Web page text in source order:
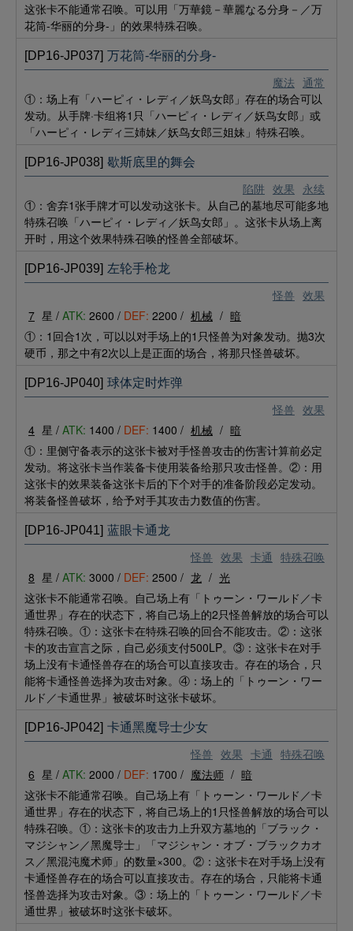
这张卡不能通常召唤。可以用「万華鏡－華麗なる分身－／万
花筒-华丽的分身-」的效果特殊召唤。
魔法 通常
[DP16-JP037] 万花筒-华丽的分身-
①：场上有「ハーピィ・レディ／妖鸟女郎」存在的场合可以
发动。从手牌·卡组将1只「ハーピィ・レディ／妖鸟女郎」或
「ハーピィ・レディ三姉妹／妖鸟女郎三姐妹」特殊召唤。
陷阱 效果 永续
[DP16-JP038] 歇斯底里的舞会
①：舍弃1张手牌才可以发动这张卡。从自己的墓地尽可能多地
特殊召唤「ハーピィ・レディ／妖鸟女郎」。这张卡从场上离
开时，用这个效果特殊召唤的怪兽全部破坏。
怪兽 效果
[DP16-JP039] 左轮手枪龙
7 星 / ATK: 2600 / DEF: 2200 / 机械 / 暗
①：1回合1次，可以以对手场上的1只怪兽为对象发动。抛3次
硬币，那之中有2次以上是正面的场合，将那只怪兽破坏。
怪兽 效果
[DP16-JP040] 球体定时炸弹
4 星 / ATK: 1400 / DEF: 1400 / 机械 / 暗
①：里侧守备表示的这张卡被对手怪兽攻击的伤害计算前必定
发动。将这张卡当作装备卡使用装备给那只攻击怪兽。②：用
这张卡的效果装备这张卡后的下个对手的准备阶段必定发动。
将装备怪兽破坏，给予对手其攻击力数值的伤害。
怪兽 效果 卡通 特殊召唤
[DP16-JP041] 蓝眼卡通龙
8 星 / ATK: 3000 / DEF: 2500 / 龙 / 光
这张卡不能通常召唤。自己场上有「トゥーン・ワールド／卡
通世界」存在的状态下，将自己场上的2只怪兽解放的场合可以
特殊召唤。①：这张卡在特殊召唤的回合不能攻击。②：这张
卡的攻击宣言之际，自己必须支付500LP。③：这张卡在对手
场上没有卡通怪兽存在的场合可以直接攻击。存在的场合，只
能将卡通怪兽选择为攻击对象。④：场上的「トゥーン・ワー
ルド／卡通世界」被破坏时这张卡破坏。
怪兽 效果 卡通 特殊召唤
[DP16-JP042] 卡通黑魔导士少女
6 星 / ATK: 2000 / DEF: 1700 / 魔法师 / 暗
这张卡不能通常召唤。自己场上有「トゥーン・ワールド／卡
通世界」存在的状态下，将自己场上的1只怪兽解放的场合可以
特殊召唤。①：这张卡的攻击力上升双方墓地的「ブラック・
マジシャン／黑魔导士」「マジシャン・オブ・ブラックカオ
ス／黑混沌魔术师」的数量×300。②：这张卡在对手场上没有
卡通怪兽存在的场合可以直接攻击。存在的场合，只能将卡通
怪兽选择为攻击对象。③：场上的「トゥーン・ワールド／卡
通世界」被破坏时这张卡破坏。